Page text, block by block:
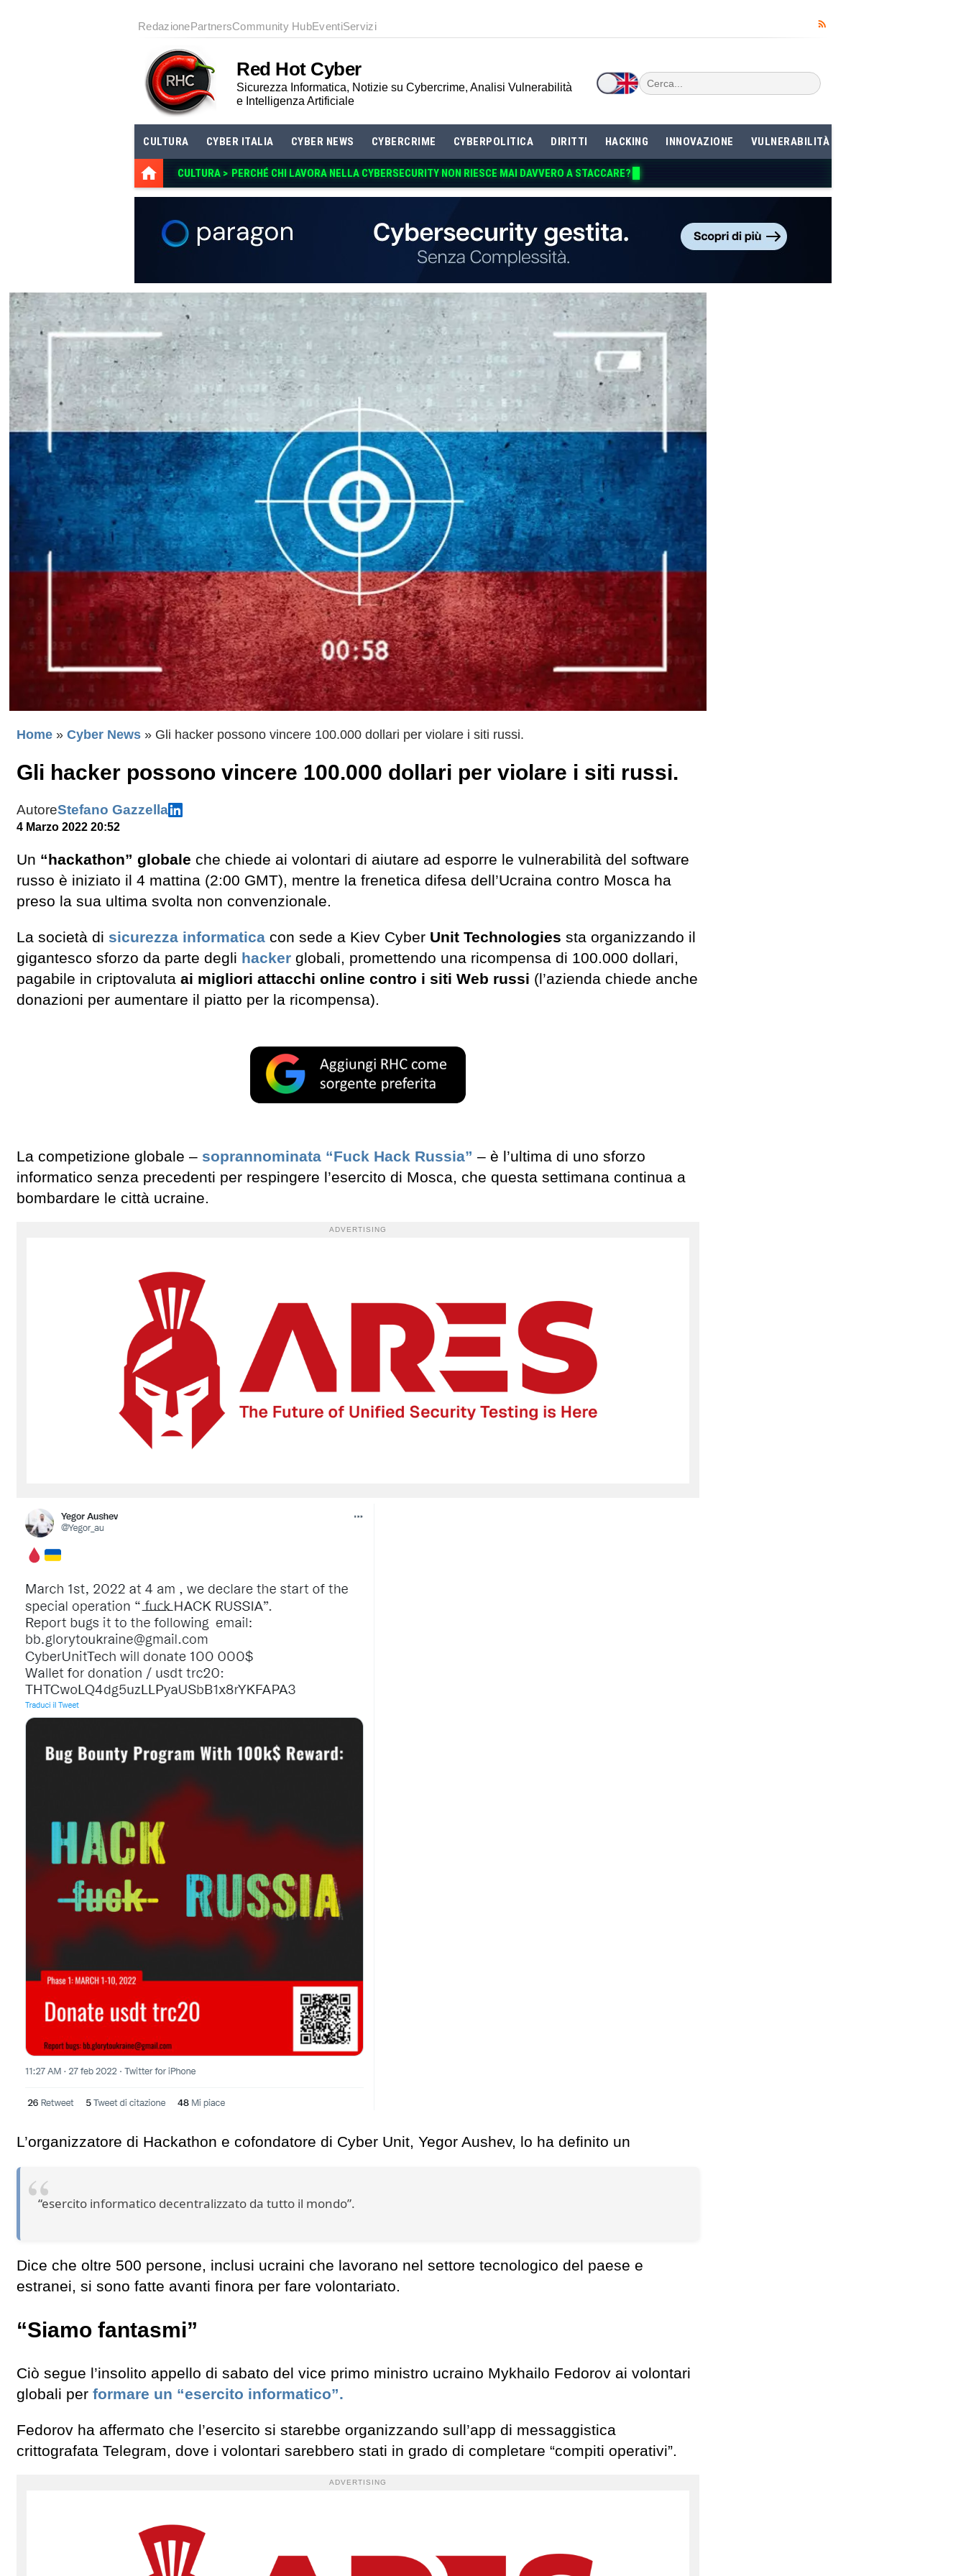
RedazionePartnersCommunity HubEventiServizi
Red Hot Cyber
Sicurezza Informatica, Notizie su Cybercrime, Analisi Vulnerabilità
e Intelligenza Artificiale
CULTURA CYBER ITALIA CYBER NEWS CYBERCRIME CYBERPOLITICA DIRITTI HACKING INNOVAZIONE VULNERABILITÀ
CULTURA > PERCHÉ CHI LAVORA NELLA CYBERSECURITY NON RIESCE MAI DAVVER
Home » Cyber News » Gli hacker possono vincere 100.000 dollari per violare i siti russi.
Gli hacker possono vincere 100.000 dollari per violare i siti russi.
AutoreStefano Gazzella
4 Marzo 2022 20:52
Un “hackathon” globale che chiede ai volontari di aiutare ad esporre le vulnerabilità del software
russo è iniziato il 4 mattina (2:00 GMT), mentre la frenetica difesa dell’Ucraina contro Mosca ha
preso la sua ultima svolta non convenzionale.
La società di sicurezza informatica con sede a Kiev Cyber ​​ Unit Technologies sta organizzando il
gigantesco sforzo da parte degli hacker globali, promettendo una ricompensa di 100.000 dollari,
pagabile in criptovaluta ai migliori attacchi online contro i siti Web russi (l’azienda chiede anche
donazioni per aumentare il piatto per la ricompensa).
La competizione globale – soprannominata “Fuck Hack Russia” – è l’ultima di uno sforzo
informatico senza precedenti per respingere l’esercito di Mosca, che questa settimana continua a
bombardare le città ucraine.
ADVERTISING
L’organizzatore di Hackathon e cofondatore di Cyber ​​Unit, Yegor Aushev, lo ha definito un
“esercito informatico decentralizzato da tutto il mondo”.
Dice che oltre 500 persone, inclusi ucraini che lavorano nel settore tecnologico del paese e
estranei, si sono fatte avanti finora per fare volontariato.
“Siamo fantasmi”
Ciò segue l’insolito appello di sabato del vice primo ministro ucraino Mykhailo Fedorov ai volontari
globali per formare un “esercito informatico”.
Fedorov ha affermato che l’esercito si starebbe organizzando sull’app di messaggistica
crittografata Telegram, dove i volontari sarebbero stati in grado di completare “compiti operativi”.
ADVERTISING